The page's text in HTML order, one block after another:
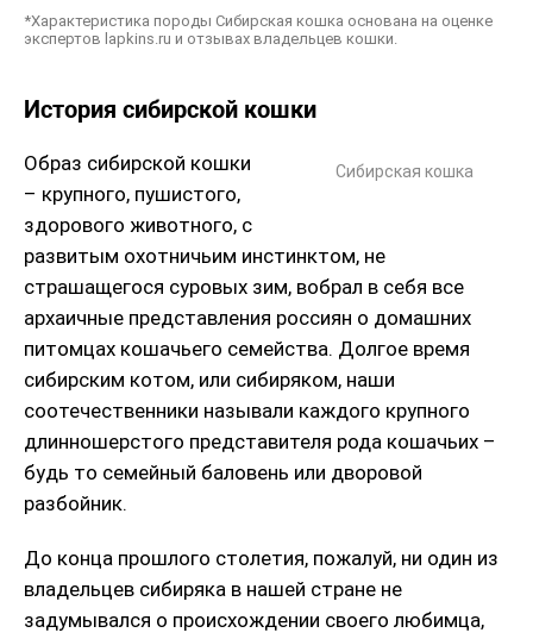
*Характеристика породы Сибирская кошка основана на оценке
экспертов lapkins.ru и отзывах владельцев кошки.
История сибирской кошки
Сибирская кошка
Образ сибирской кошки
– крупного, пушистого,
здорового животного, с
развитым охотничьим инстинктом, не
страшащегося суровых зим, вобрал в себя все
архаичные представления россиян о домашних
питомцах кошачьего семейства. Долгое время
сибирским котом, или сибиряком, наши
соотечественники называли каждого крупного
длинношерстого представителя рода кошачьих –
будь то семейный баловень или дворовой
разбойник.
До конца прошлого столетия, пожалуй, ни один из
владельцев сибиряка в нашей стране не
задумывался о происхождении своего любимца,